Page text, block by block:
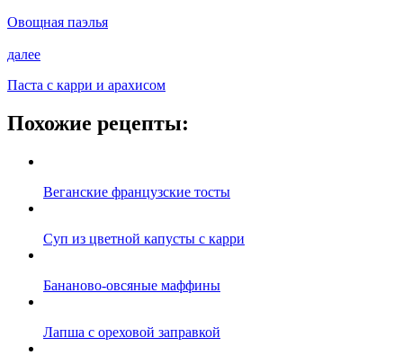
Овощная паэлья
далее
Паста с карри и арахисом
Похожие рецепты:
Веганские французские тосты
Суп из цветной капусты с карри
Бананово-овсяные маффины
Лапша с ореховой заправкой